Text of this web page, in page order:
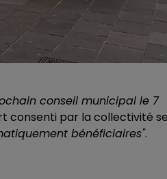
conseil municipal le 7
consenti par la collectivité
bénéficiaires".